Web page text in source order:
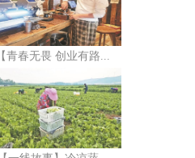
【青春无畏 创业有路...